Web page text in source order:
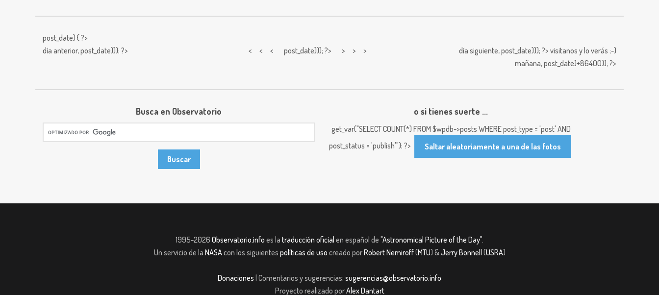
post_date) { ?>
día anterior,post_date))); ?> < < < post_date))); ?> > > > día siguiente,post_date))); ?> visitanos y lo verás ;-)
mañana,post_date)+86400)); ?>
Busca en Observatorio o si tienes suerte ...
get_var("SELECT COUNT(*) FROM $wpdb->posts WHERE post_type = 'post' AND
post_status = 'publish'"); ?>
Saltar aleatoriamente a una de las fotos
1995-2026 Observatorio.info es la traducción oficial en español de "Astronomical Picture of the Day".
Un servicio de la NASAcon los siguientes políticas de uso creado porRobert Nemiroff(MTU) &Jerry Bonnell (USRA)
Donaciones | Comentarios y sugerencias: sugerencias@observatorio.info
Proyecto realizado porAlex Dantart